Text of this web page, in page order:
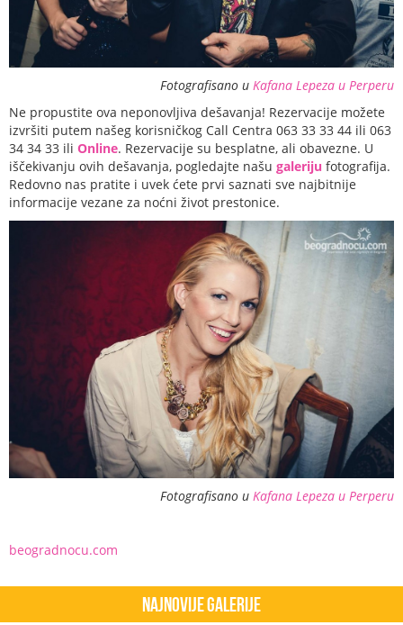
Fotografisano u Kafana Lepeza u Perperu
Ne propustite ova neponovljiva dešavanja! Rezervacije možete
izvršiti putem našeg korisničkog Call Centra 063 33 33 44 ili 063
34 34 33 ili Online. Rezervacije su besplatne, ali obavezne. U
iščekivanju ovih dešavanja, pogledajte našu galeriju fotografija.
Redovno nas pratite i uvek ćete prvi saznati sve najbitnije
informacije vezane za noćni život prestonice.
Fotografisano u Kafana Lepeza u Perperu
beogradnocu.com
Najnovije Galerije